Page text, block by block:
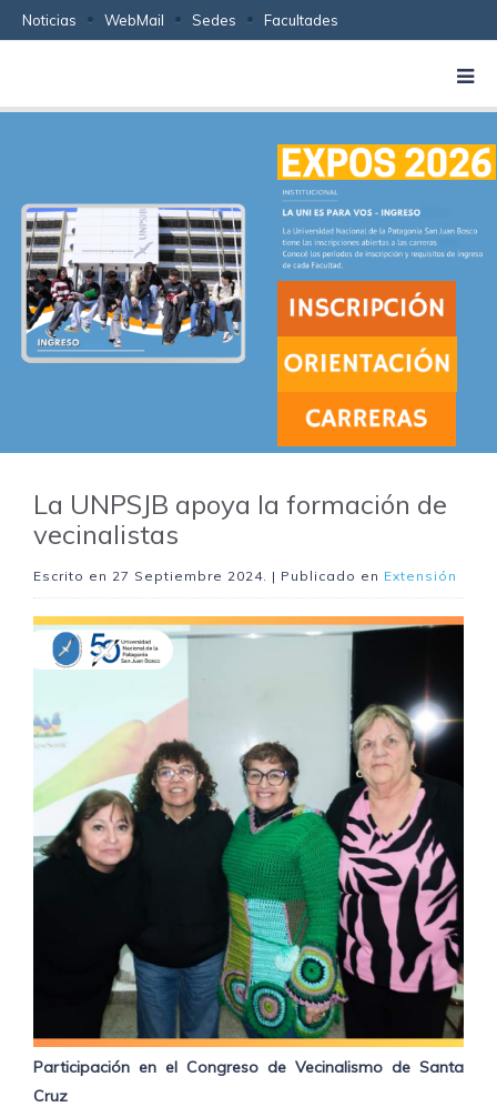
Noticias WebMail Sedes Facultades
La UNPSJB apoya la formación de
vecinalistas
Escrito en 27 Septiembre 2024. | Publicado en Extensión
Participación en el Congreso de Vecinalismo de Santa
Cruz